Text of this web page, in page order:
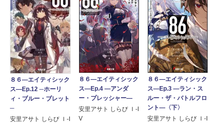
８６―エイティシック
ス―Ep.12 ─ホーリ
ィ・ブルー・ブレット
─
安里アサト しらび Ｉ-I
８６―エイティシック
ス―Ep.4 ―アンダ
ー・プレッシャー―
安里アサト しらび Ｉ-I
V
８６―エイティシック
ス―Ep.3 ―ラン・ス
ルー・ザ・バトルフロ
ント―〈下〉
安里アサト しらび Ｉ-I